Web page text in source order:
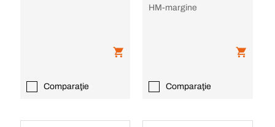
Comparaţie
HM-margine
Comparaţie